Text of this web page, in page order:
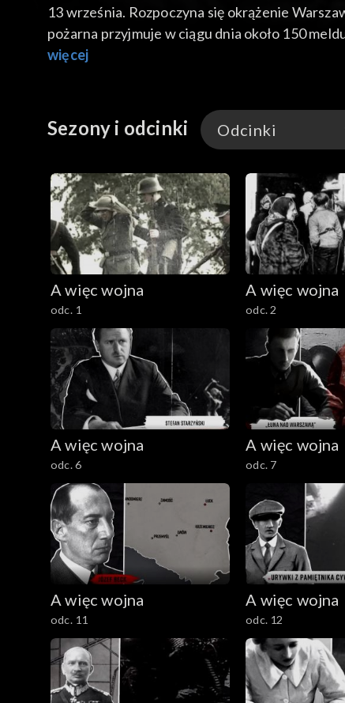
13 września. Rozpoczyna się okrążenie
pożarna przyjmuje w ciągu dnia około 150
Komisarz Cywilny Stefan Starzyński.
więcej
Sezony i odcinki Odcinki
Odcinki
A więc wojna
odc. 1
A więc wojna
odc. 2
A więc wojna
odc. 6
A więc wojna
odc. 7
A więc wojna
odc. 11
A więc wojna
odc. 12